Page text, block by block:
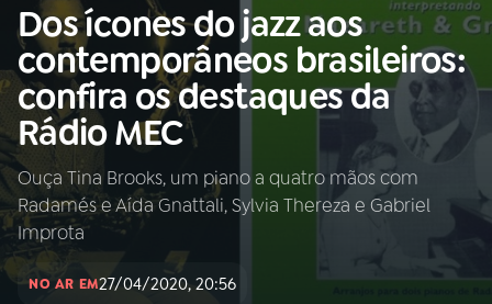
Buscar
na
Rádio
MEC
Buscar
Início
01INÍCIO
02A RÁDIO
Dos ícones do jazz aos
contemporâneos brasileiros:
confira os destaques da
Rádio MEC
Ouça Tina Brooks, um piano a quatro mãos com
Radamés e Aída Gnattali, Sylvia Thereza e Gabriel
Improta
NO AR EM27/04/2020, 20:56